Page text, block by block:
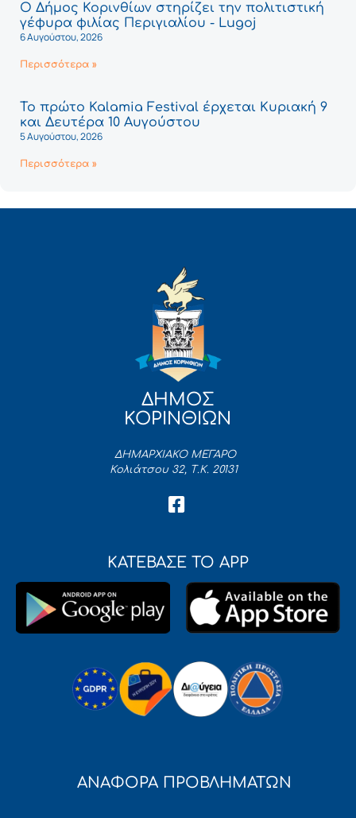
Ο Δήμος Κορινθίων στηρίζει την πολιτιστική
γέφυρα φιλίας Περιγιαλίου - Lugoj
6 Αυγούστου, 2026
Περισσότερα »
Το πρώτο Kalamia Festival έρχεται Κυριακή 9
και Δευτέρα 10 Αυγούστου
5 Αυγούστου, 2026
Περισσότερα »
ΔΗΜΟΣ
ΚΟΡΙΝΘΙΩΝ
ΔΗΜΑΡΧΙΑΚΟ ΜΕΓΑΡΟ
Κολιάτσου 32, Τ.Κ. 20131
ΚΑΤΕΒΑΣΕ ΤΟ APP
ΑΝΑΦΟΡΑ ΠΡΟΒΛΗΜΑΤΩΝ